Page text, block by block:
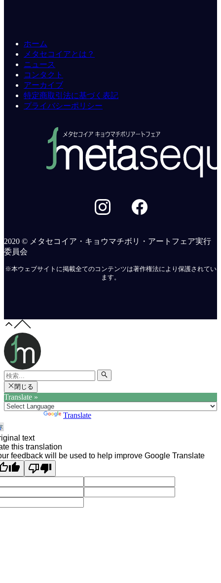
ホーム
メタセコイアとは？
ニュース
コンタクト
アーカイブ
特定商取引法に基づく表記
プライバシーポリシー
2020 © メタセコイア・キョウマチボリ・アートフェア実行
委員会
※本ウェブサイトに掲載全てのコンテンツは著作権法により保護されてい
ます。
閉じる
Translate »
Translate
text
this translation
feedback will be used to help improve Google Translate